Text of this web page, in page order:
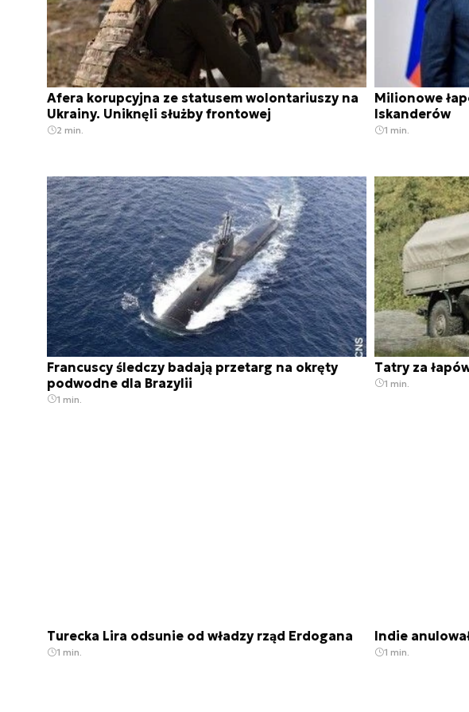
Afera korupcyjna ze statusem wolontariuszy na
Ukrainy. Uniknęli służby frontowej
2 min.
Milionowe
Iskanderów
1 min.
Francuscy śledczy badają przetarg na okręty
podwodne dla Brazylii
1 min.
Tatry za
1 min.
Turecka Lira odsunie od władzy rząd Erdogana
1 min.
Indie
1 min.